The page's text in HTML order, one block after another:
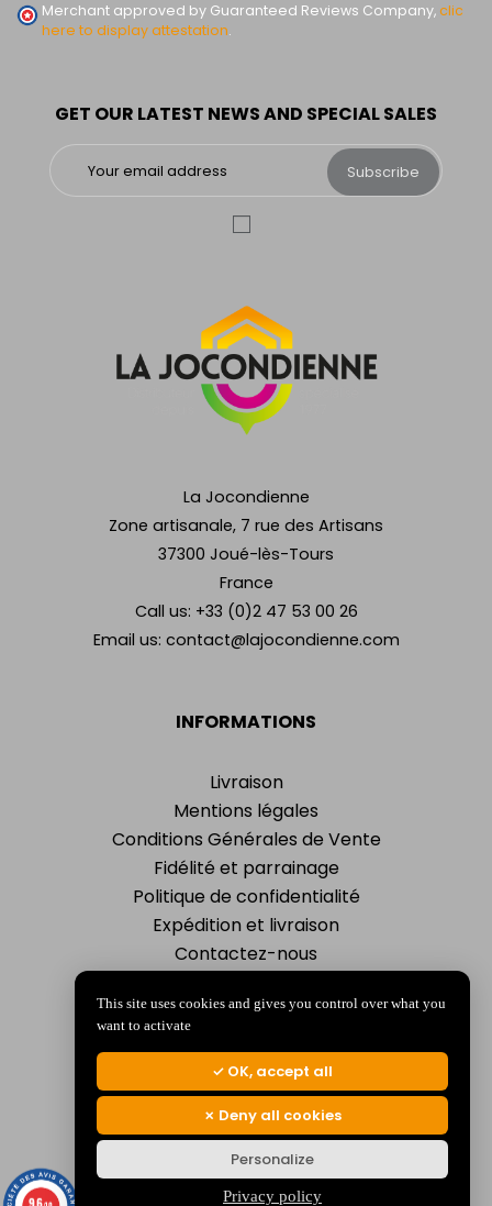
INFORMATIONS
Livraison
Mentions légales
Conditions Générales de Vente
Fidélité et parrainage
Politique de confidentialité
Expédition et livraison
Contactez-nous
YOUR ACCOUNT
Personal info
Orders
Addresses
La Jocondienne
Zone artisanale, 7 rue des Artisans
37300 Joué-lès-Tours
France
Call us: +33 (0)2 47 53 00 26
Email us: contact@lajocondienne.com
GET OUR LATEST NEWS AND SPECIAL SALES
Subscribe
Merchant approved by Guaranteed Reviews Company,clic
here to display attestation.
This site uses cookies and gives you control over what you
want to activate
OK, accept all
Deny all cookies
Personalize
Privacy policy
9.6